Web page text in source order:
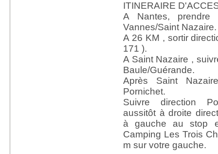
ITINERAIRE
A Nantes,
Vannes/Saint Nazaire.
A 26 KM , sortir
171 ).
A Saint Nazaire ,
Baule/Guérande.
Après Saint
Pornichet.
Suivre direction
aussitôt à droite
à gauche au stop
Camping Les Trois
m sur votre gauche.